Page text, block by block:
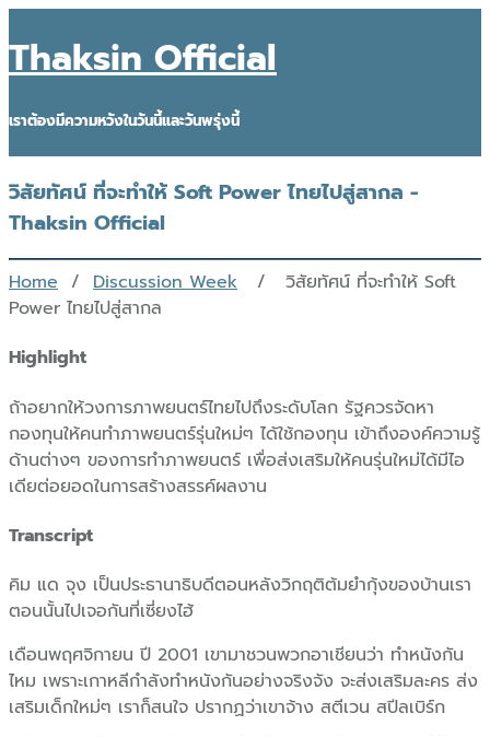
Thaksin Official
เราต้องมีความหวังในวันนี้และวันพรุ่งนี้
วิสัยทัศน์ ที่จะทำให้ Soft Power ไทยไปสู่สากล -
Thaksin Official
Home / Discussion Week / วิสัยทัศน์ ที่จะทำให้ Soft
Power ไทยไปสู่สากล
Highlight
ถ้าอยากให้วงการภาพยนตร์ไทยไปถึงระดับโลก รัฐควรจัดหา
กองทุนให้คนทำภาพยนตร์รุ่นใหม่ๆ ได้ใช้กองทุน เข้าถึงองค์ความรู้
ด้านต่างๆ ของการทำภาพยนตร์ เพื่อส่งเสริมให้คนรุ่นใหม่ได้มีไอ
เดียต่อยอดในการสร้างสรรค์ผลงาน
Transcript
คิม แด จุง เป็นประธานาธิบดีตอนหลังวิกฤติต้มยำกุ้งของบ้านเรา
ตอนนั้นไปเจอกันที่เซี่ยงไฮ้
เดือนพฤศจิกายน ปี 2001 เขามาชวนพวกอาเชียนว่า ทำหนังกัน
ไหม เพราะเกาหลีกำลังทำหนังกันอย่างจริงจัง จะส่งเสริมละคร ส่ง
เสริมเด็กใหม่ๆ เราก็สนใจ ปรากฏว่าเขาจ้าง สตีเวน สปีลเบิร์ก